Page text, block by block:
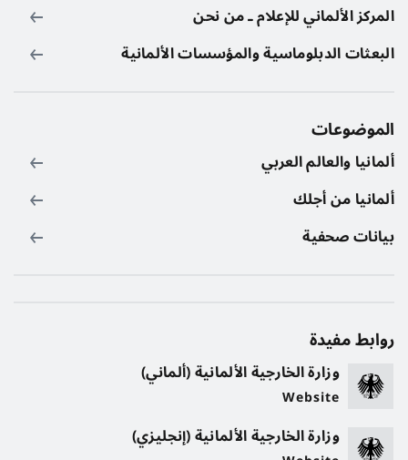
المركز الألماني للإعلام ـ من نحن
البعثات الدبلوماسية والمؤسسات الألمانية
الموضوعات
ألمانيا والعالم العربي
ألمانيا من أجلك
بيانات صحفية
روابط مفيدة
وزارة الخارجية الألمانية (ألماني)
Website
وزارة الخارجية الألمانية (إنجليزي)